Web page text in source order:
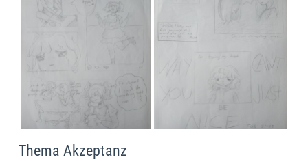
Thema Akzeptanz